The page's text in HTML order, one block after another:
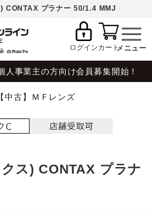
) CONTAX プラナー 50/1.4 MMJ
ログインカート
人事業主の方向け会員募集開始！
【中古】ＭＦレンズ
ス) CONTAX プラナ